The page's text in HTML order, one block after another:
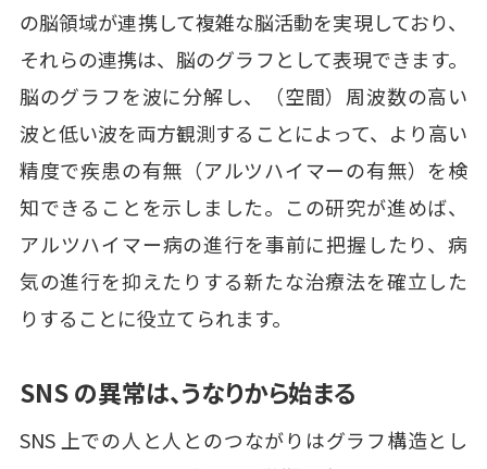
の脳領域が連携して複雑な脳活動を実現しており、
それらの連携は、脳のグラフとして表現できます。
脳のグラフを波に分解し、（空間）周波数の高い
波と低い波を両方観測することによって、より高い
精度で疾患の有無（アルツハイマーの有無）を検
知できることを示しました。この研究が進めば、
アルツハイマー病の進行を事前に把握したり、病
気の進行を抑えたりする新たな治療法を確立した
りすることに役立てられます。
SNS の異常は、うなりから始まる
SNS 上での人と人とのつながりはグラフ構造とし